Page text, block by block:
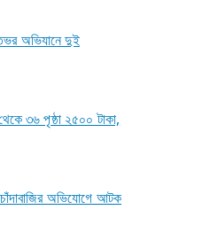
অভিযানে দুই
৩৬ পৃষ্ঠা ২৫০০ টাকা,
অভিযোগে আটক